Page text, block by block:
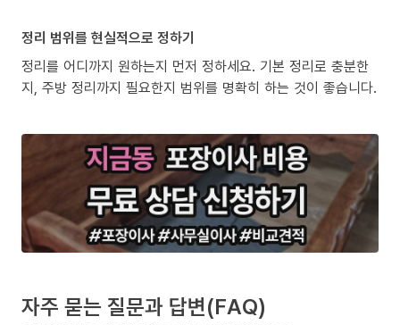
정리 범위를 현실적으로 정하기
정리를 어디까지 원하는지 먼저 정하세요. 기본 정리로 충분한
지, 주방 정리까지 필요한지 범위를 명확히 하는 것이 좋습니다.
자주 묻는 질문과 답변(FAQ)